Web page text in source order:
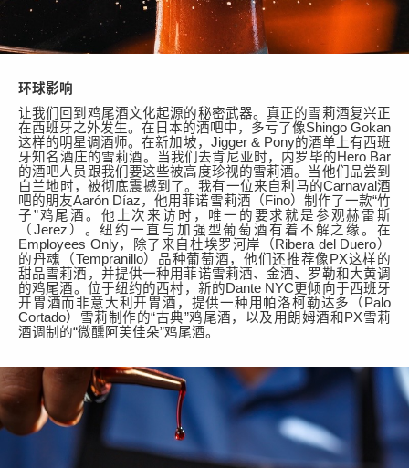
环球影响
让我们回到鸡尾酒文化起源的秘密武器。真正的雪莉酒复兴正
在西班牙之外发生。在日本的酒吧中，多亏了像Shingo Gokan
这样的明星调酒师。在新加坡，Jigger & Pony的酒单上有西班
牙知名酒庄的雪莉酒。当我们去肯尼亚时，内罗毕的Hero Bar
的酒吧人员跟我们 要这些被高度珍视的雪莉酒。当他们品尝到
白兰地时，被彻底震撼到 了。我有一位来自利马的Carnaval酒
吧的朋友Aarón Díaz，他用菲诺雪莉酒（ Fino） 制作了一款“竹
子”鸡尾酒。他上次来访时，唯一的要求就是参观赫雷斯
（ Jerez） 。纽约一直与加强型葡萄酒有着不解之缘。在
Employees Only，除了来自杜埃罗河岸（ Ribera del Duero）
的丹魂
（Tempranillo）品种葡萄酒，他们还推荐像 PX这样的
甜品雪莉酒，并提供一种用菲诺雪莉酒、金酒、罗勒和大黄调
的鸡尾酒。位于纽约的西村 ， 新的Dante NYC更倾向于西班牙
开胃酒而非意大利开胃酒，提供一种用 帕洛柯勒达多（ Palo
Cortado）雪莉制作的“古典”鸡尾酒，以及用朗姆酒和 PX雪莉
酒调制 的“微醺阿芙佳朵”鸡尾酒。